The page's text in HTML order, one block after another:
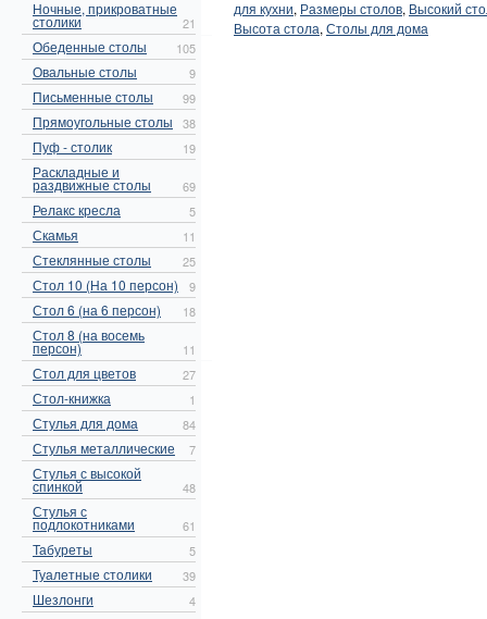
Ночные, прикроватные
столики 21
Обеденные столы 105
Овальные столы 9
Письменные столы 99
Прямоугольные столы 38
Пуф - столик 19
Раскладные и
раздвижные столы 69
Релакс кресла 5
Скамья 11
Стеклянные столы 25
Стол 10 (На 10 персон) 9
Стол 6 (на 6 персон) 18
Стол 8 (на восемь
персон) 11
Стол для цветов 27
Стол-книжка 1
Стулья для дома 84
Стулья металлические 7
Стулья с высокой
спинкой 48
Стулья с
подлокотниками 61
Табуреты 5
Туалетные столики 39
Шезлонги 4
для кухни, Размеры столов, Высокий
Высота стола, Столы для дома